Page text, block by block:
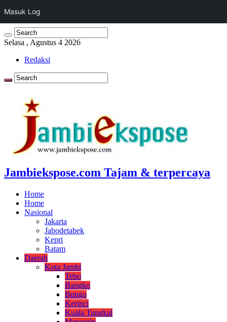
Selasa , Agustus 4 2026
Redaksi
Jambiekspose.com Tajam & terpercaya
Home
Home
Nasional
Jakarta
Jabodetabek
Kepri
Batam
Daerah
Kota Jambi
Tebo
Bangko
Bungo
Kerinci
Kuala Tungkal
Masuk Log